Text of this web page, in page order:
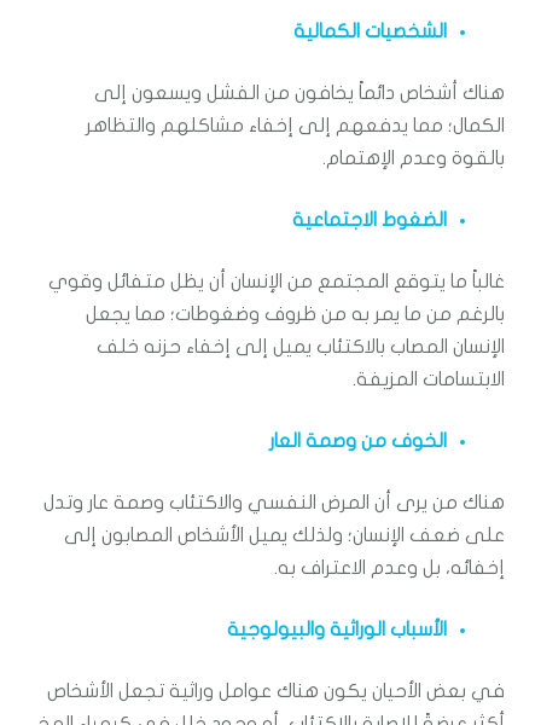
الشخصيات الكمالية
هناك أشخاص دائماً يخافون من الفشل ويسعون إلى
الكمال؛ مما يدفعهم إلى إخفاء مشاكلهم والتظاهر
بالقوة وعدم الإهتمام.
الضغوط الاجتماعية
غالباً ما يتوقع المجتمع من الإنسان أن يظل متفائل وقوي
بالرغم من ما يمر به من ظروف وضغوطات؛ مما يجعل
الإنسان المصاب بالاكتئاب يميل إلى إخفاء حزنه خلف
الابتسامات المزيفة.
الخوف من وصمة العار
هناك من يرى أن المرض النفسي والاكتئاب وصمة عار وتدل
على ضعف الإنسان؛ ولذلك يميل الأشخاص المصابون إلى
إخفائه، بل وعدم الاعتراف به.
الأسباب الوراثية والبيولوجية
في بعض الأحيان يكون هناك عوامل وراثية تجعل الأشخاص